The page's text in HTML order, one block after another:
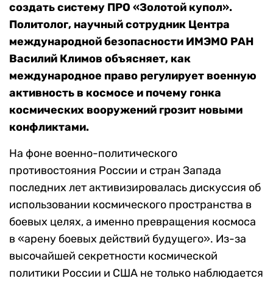
создать систему ПРО «Золотой купол».
Политолог, научный сотрудник Центра
международной безопасности ИМЭМО РАН
Василий Климов объясняет, как
международное право регулирует военную
активность в космосе и почему гонка
космических вооружений грозит новыми
конфликтами.
На фоне военно-политического
противостояния России и стран Запада
последних лет активизировалась дискуссия об
использовании космического пространства в
боевых целях, а именно превращения космоса
в «арену боевых действий будущего». Из-за
высочайшей секретности космической
политики России и США не только наблюдается